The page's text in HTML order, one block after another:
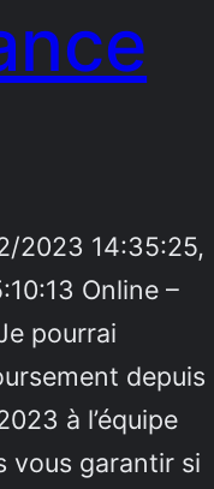
2023 14:35:25,
Online –
pourrai
depuis
à l’équipe
vous garantir si